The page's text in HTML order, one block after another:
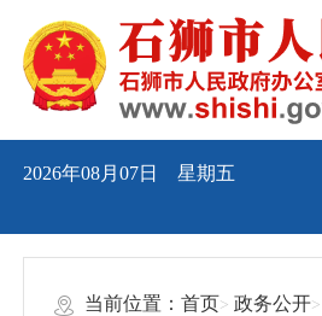
2026年08月07日 星期五
当前位置：首页 政务公开